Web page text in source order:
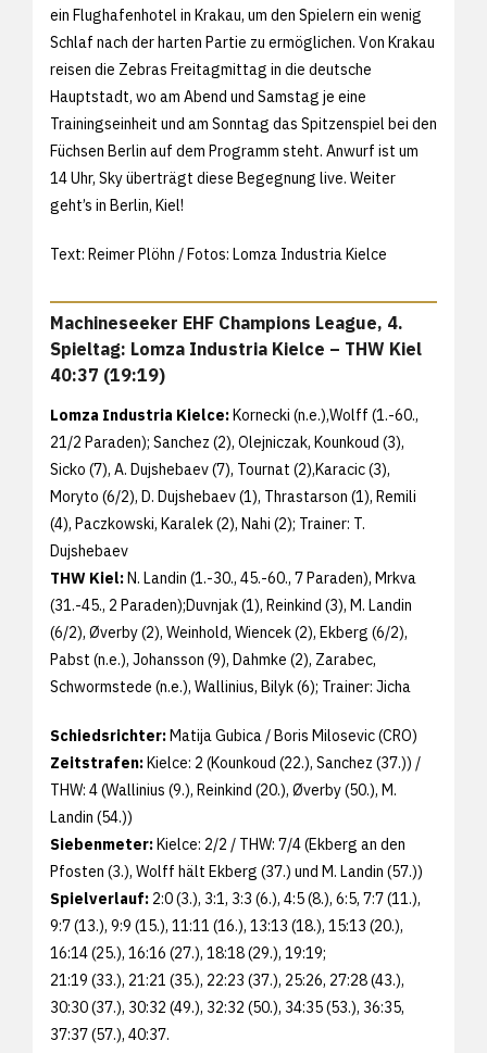
ein Flughafenhotel in Krakau, um den Spielern ein wenig
Schlaf nach der harten Partie zu ermöglichen. Von Krakau
reisen die Zebras Freitagmittag in die deutsche
Hauptstadt, wo am Abend und Samstag je eine
Trainingseinheit und am Sonntag das Spitzenspiel bei den
Füchsen Berlin auf dem Programm steht. Anwurf ist um
14 Uhr, Sky überträgt diese Begegnung live. Weiter
geht’s in Berlin, Kiel!
Text: Reimer Plöhn / Fotos: Lomza Industria Kielce
Machineseeker EHF Champions League, 4.
Spieltag: Lomza Industria Kielce – THW Kiel
40:37 (19:19)
Lomza Industria Kielce:Kornecki (n.e.),Wolff (1.-60.,
21/2 Paraden); Sanchez (2), Olejniczak, Kounkoud (3),
Sicko (7), A. Dujshebaev (7), Tournat (2),Karacic (3),
Moryto (6/2), D. Dujshebaev (1), Thrastarson (1), Remili
(4), Paczkowski, Karalek (2), Nahi (2); Trainer: T.
Dujshebaev
THW Kiel:N. Landin (1.-30., 45.-60., 7 Paraden), Mrkva
(31.-45., 2 Paraden);Duvnjak (1), Reinkind (3), M. Landin
(6/2), Øverby (2), Weinhold, Wiencek (2), Ekberg (6/2),
Pabst (n.e.), Johansson (9), Dahmke (2), Zarabec,
Schwormstede (n.e.), Wallinius, Bilyk (6); Trainer: Jicha
Schiedsrichter:Matija Gubica / Boris Milosevic (CRO)
Zeitstrafen:Kielce: 2 (Kounkoud (22.), Sanchez (37.)) /
THW: 4 (Wallinius (9.), Reinkind (20.), Øverby (50.), M.
Landin (54.))
Siebenmeter:Kielce: 2/2 / THW: 7/4 (Ekberg an den
Pfosten (3.), Wolff hält Ekberg (37.) und M. Landin (57.))
Spielverlauf: 2:0 (3.), 3:1, 3:3 (6.), 4:5 (8.), 6:5, 7:7 (11.),
9:7 (13.), 9:9 (15.), 11:11 (16.), 13:13 (18.), 15:13 (20.),
16:14 (25.), 16:16 (27.), 18:18 (29.), 19:19;
21:19 (33.), 21:21 (35.), 22:23 (37.), 25:26, 27:28 (43.),
30:30 (37.), 30:32 (49.), 32:32 (50.), 34:35 (53.), 36:35,
37:37 (57.), 40:37.